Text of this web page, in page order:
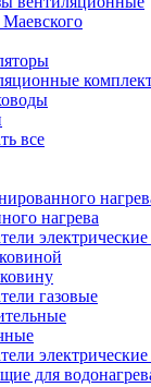
все
нагрева
газовые
для